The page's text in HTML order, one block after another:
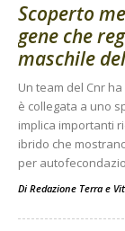
Scoperto
gene che
maschile
Un team del Cnr
è collegata a uno
implica importanti
ibrido che
per
Di Redazione Terra e